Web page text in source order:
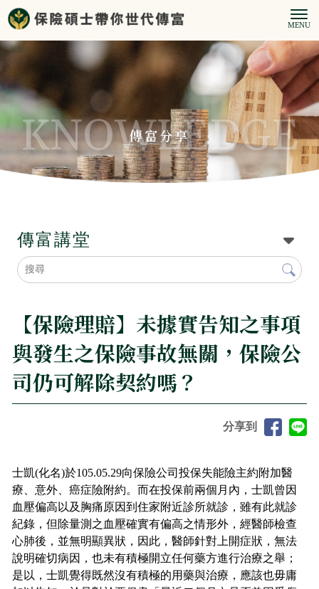
傳富分享
傳富講堂
【保險理賠】未據實告知之事項
與發生之保險事故無關，保險公
司仍可解除契約嗎？
分享到
士凱(化名)於105.05.29向保險公司投保失能險主約附加醫
療、意外、癌症險附約。而在投保前兩個月內，士凱曾因
血壓偏高以及胸痛原因到住家附近診所就診，雖有此就診
紀錄，但除量測之血壓確實有偏高之情形外，經醫師檢查
心肺後，並無明顯異狀，因此，醫師針對上開症狀，無法
說明確切病因，也未有積極開立任何藥方進行治療之舉；
是以，士凱覺得既然沒有積極的用藥與治療，應該也毋庸